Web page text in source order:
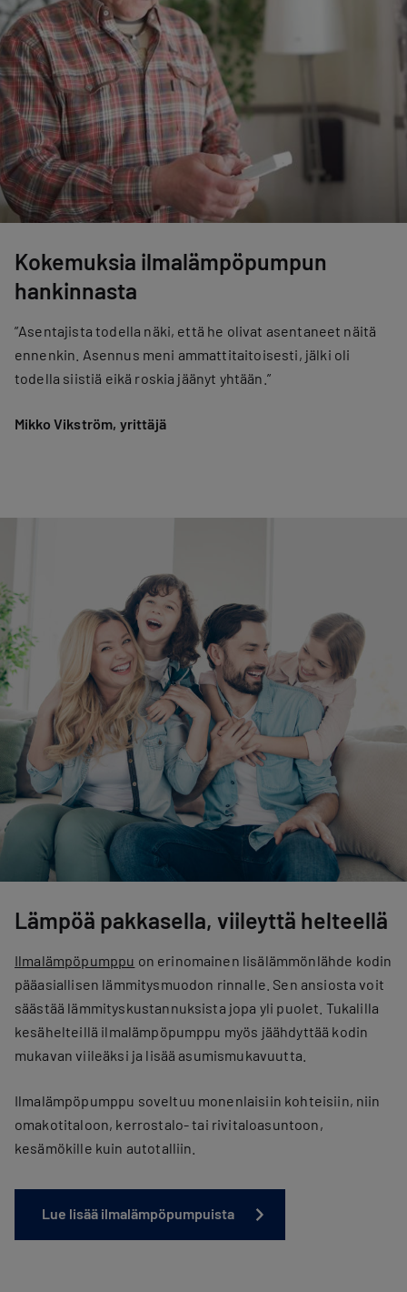
Kokemuksia ilmalämpöpumpun
hankinnasta
”Asentajista todella näki, että he olivat asentaneet näitä
ennenkin. Asennus meni ammattitaitoisesti, jälki oli
todella siistiä eikä roskia jäänyt yhtään.”
Mikko Vikström, yrittäjä
Lämpöä pakkasella, viileyttä helteellä
Ilmalämpöpumppu on erinomainen lisälämmönlähde kodin
pääasiallisen lämmitysmuodon rinnalle. Sen ansiosta voit
säästää lämmityskustannuksista jopa yli puolet. Tukalilla
kesähelteillä ilmalämpöpumppu myös jäähdyttää kodin
mukavan viileäksi ja lisää asumismukavuutta.
Ilmalämpöpumppu soveltuu monenlaisiin kohteisiin, niin
omakotitaloon, kerrostalo- tai rivitaloasuntoon,
kesämökille kuin autotalliin.
Lue lisää ilmalämpöpumpuista